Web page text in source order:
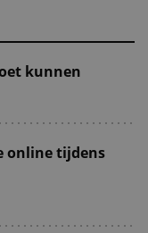
kunnen
online tijdens